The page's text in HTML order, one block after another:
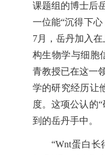
课题组的博士后
一位能“沉得下
7月，岳丹加入
构生物学与细胞
青教授已在这一
学的研究经历让
度。这项公认的
到的岳丹手中。
“Wnt蛋白